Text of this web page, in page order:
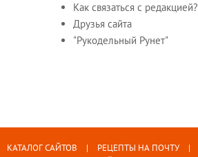
Как связаться с редакцией?
Друзья сайта
"Рукодельный Рунет"
КАТАЛОГ САЙТОВ РЕЦЕПТЫ НА ПОЧТУ